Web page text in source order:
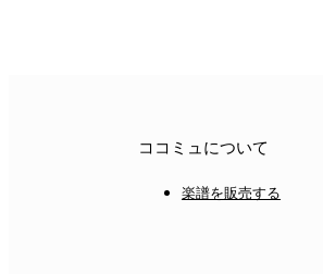
ココミュについて
楽譜を販売する